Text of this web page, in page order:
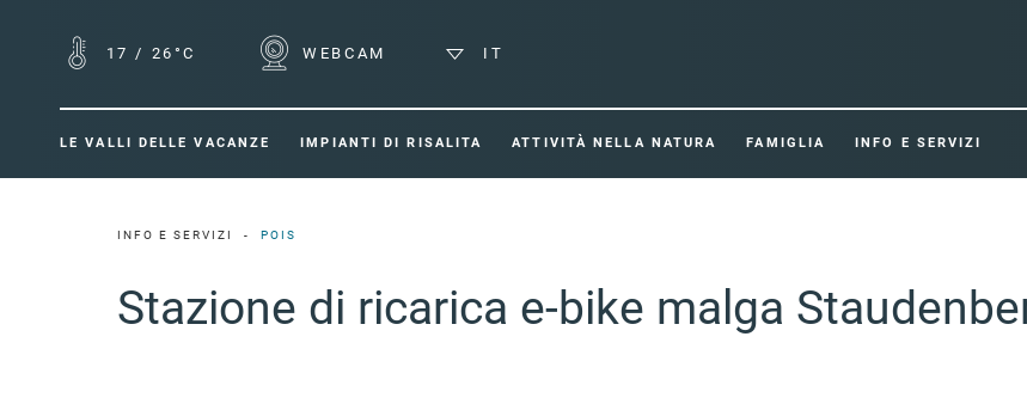
17 / 26°C WEBCAM IT
LE VALLI DELLE VACANZE IMPIANTI DI RISALITA ATTIVITÀ NELLA NATURA FAMIGLIA INFO E SERVIZI
INFO E SERVIZI POIS
Stazione di ricarica e-bike malga